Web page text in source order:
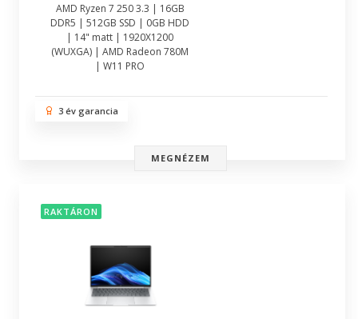
AMD Ryzen 7 250 3.3 | 16GB
DDR5 | 512GB SSD | 0GB HDD
| 14" matt | 1920X1200
(WUXGA) | AMD Radeon 780M
| W11 PRO
3 év garancia
MEGNÉZEM
RAKTÁRON